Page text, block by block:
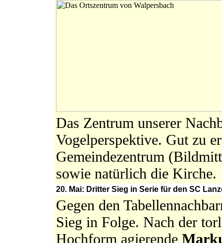
Das Zentrum unserer
Vogelperspektive. Gut zu
Gemeindezentrum
sowie natürlich die Kirche.
20. Mai: Dritter Sieg in Serie für den SC
Gegen den
Sieg in Folge. Nach der
Hochform agierende